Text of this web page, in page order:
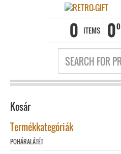
0 ITEMS 00
Kosár
Termékkategóriák
POHÁRALÁTÉT